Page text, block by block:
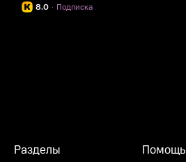
8.0 Подписка
·
Разделы Помощь